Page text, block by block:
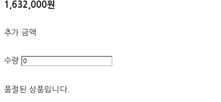
1,632,000원
추가 금액
수량
품절된 상품입니다.